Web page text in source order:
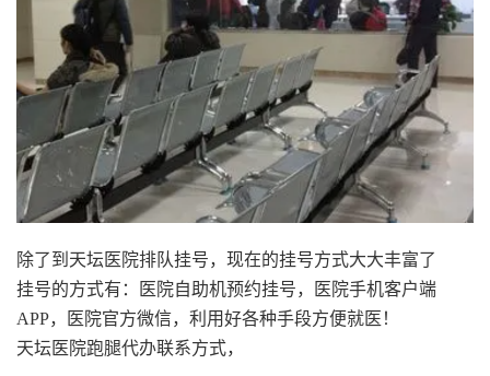
除了到天坛医院排队挂号，现在的挂号方式大大丰富了
挂号的方式有：医院自助机预约挂号，医院手机客户端
APP，医院官方微信，利用好各种手段方便就医！
天坛医院跑腿代办联系方式，